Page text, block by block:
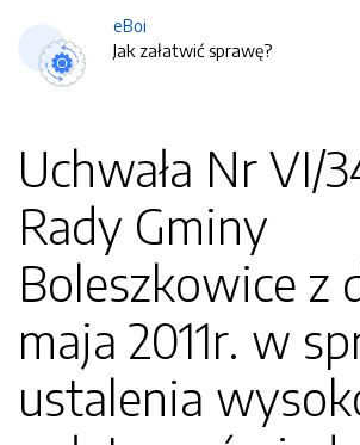
eBoi
Jak załatwić sprawę?
Uchwała Nr VI/
Rady Gminy
Boleszkowice z
maja 2011r. w
ustalenia